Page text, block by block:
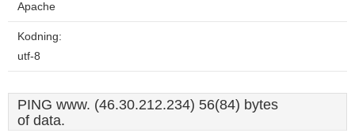
Apache
Kodning:
utf-8
PING www. (46.30.212.234) 56(84) bytes
of data.